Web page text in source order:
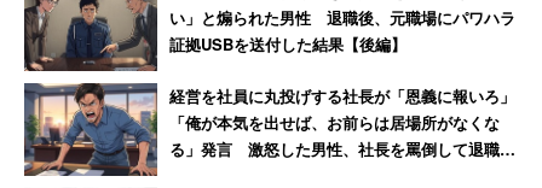
い」と煽られた男性 退職後、元職場にパワハラ
証拠USBを送付した結果【後編】
経営を社員に丸投げする社長が「恩義に報いろ」
「俺が本気を出せば、お前らは居場所がなくな
る」発言 激怒した男性、社長を罵倒して退職